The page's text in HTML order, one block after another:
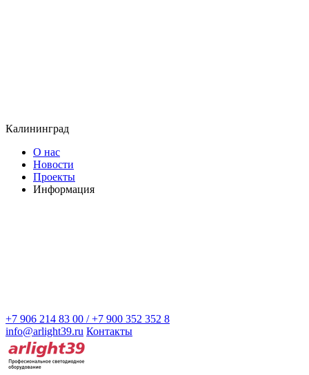
Калининград
О нас
Новости
Проекты
Информация
+7 906 214 83 00 / +7 900 352 352 8
info@arlight39.ru Контакты